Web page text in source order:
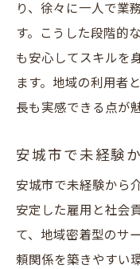
り、徐々に一人で業
す。こうした段階的
も安心してスキルを
ます。地域の利用者
長も実感できる点が
安城市で未経験
安城市で未経験から
安定した雇用と社会
て、地域密着型のサ
頼関係を築きやすい